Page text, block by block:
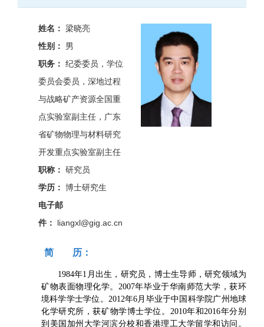
姓名： 梁晓亮
性别：
男
职务： 纪委委员，学位
委员会委员，深地过程
与战略矿产资源全国重
点实验室副主任，广东
省矿物物理与材料研究
开发重点实验室副主任
职称： 研究员
学历： 博士研究生
电子邮
件：
liangxl@gig.ac.cn
简 历：
1984年1月出生，研究员，博士生导师，研究领域为
矿物表面物理化学。2007年毕业于华南师范大学，获环
境科学学士学位。2012年6月毕业于中国科学院广州地球
化学研究所，获矿物学博士学位。2010年和2016年分别
到美国加州大学河滨分校和香港理工大学留学和访问。